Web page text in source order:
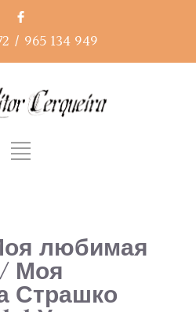
/ 965 134 949
любимая
Моя
Страшко